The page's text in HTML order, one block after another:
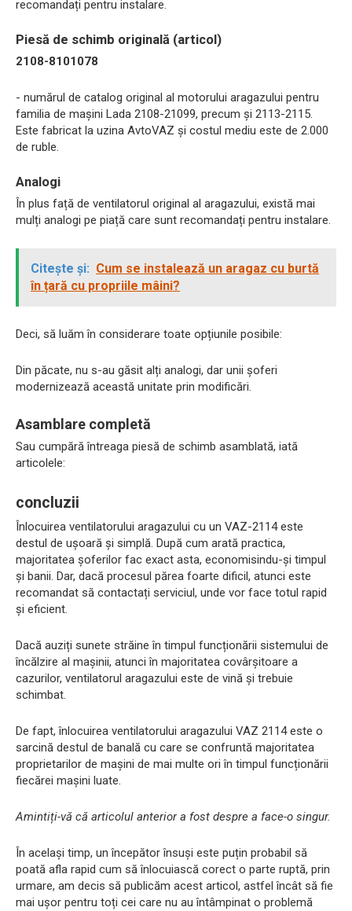
recomandați pentru instalare.
Piesă de schimb originală (articol)
2108-8101078
- numărul de catalog original al motorului aragazului pentru
familia de mașini Lada 2108-21099, precum și 2113-2115.
Este fabricat la uzina AvtoVAZ și costul mediu este de 2.000
de ruble.
Analogi
În plus față de ventilatorul original al aragazului, există mai
mulți analogi pe piață care sunt recomandați pentru instalare.
Citește și: Cum se instalează un aragaz cu burtă
în țară cu propriile mâini?
Deci, să luăm în considerare toate opțiunile posibile:
Din păcate, nu s-au găsit alți analogi, dar unii șoferi
modernizează această unitate prin modificări.
Asamblare completă
Sau cumpără întreaga piesă de schimb asamblată, iată
articolele:
concluzii
Înlocuirea ventilatorului aragazului cu un VAZ-2114 este
destul de ușoară și simplă. După cum arată practica,
majoritatea șoferilor fac exact asta, economisindu-și timpul
și banii. Dar, dacă procesul părea foarte dificil, atunci este
recomandat să contactați serviciul, unde vor face totul rapid
și eficient.
Dacă auziți sunete străine în timpul funcționării sistemului de
încălzire al mașinii, atunci în majoritatea covârșitoare a
cazurilor, ventilatorul aragazului este de vină și trebuie
schimbat.
De fapt, înlocuirea ventilatorului aragazului VAZ 2114 este o
sarcină destul de banală cu care se confruntă majoritatea
proprietarilor de mașini de mai multe ori în timpul funcționării
fiecărei mașini luate.
Amintiți-vă că articolul anterior a fost despre a face-o singur.
În același timp, un începător însuși este puțin probabil să
poată afla rapid cum să înlocuiască corect o parte ruptă, prin
urmare, am decis să publicăm acest articol, astfel încât să fie
mai ușor pentru toți cei care nu au întâmpinat o problemă